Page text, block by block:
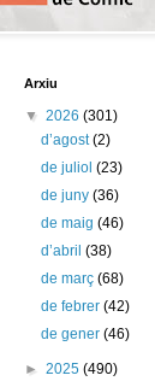
Arxiu
▼ 2026 (301)
d’agost(2)
de juliol(23)
de juny(36)
de maig(46)
d’abril(38)
de març(68)
de febrer(42)
de gener(46)
► 2025 (490)